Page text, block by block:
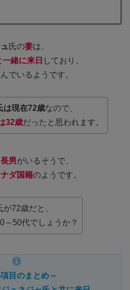
氏の妻は、
緒に来日 しており、
でいるようです。
は現在72歳なので、
32歳だったと思われます。
長男がいるそうで、
ダ国籍のようです。
72歳だと、
～50代でしょうか？
目のまとめ～